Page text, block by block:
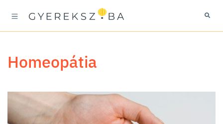
homeopátia